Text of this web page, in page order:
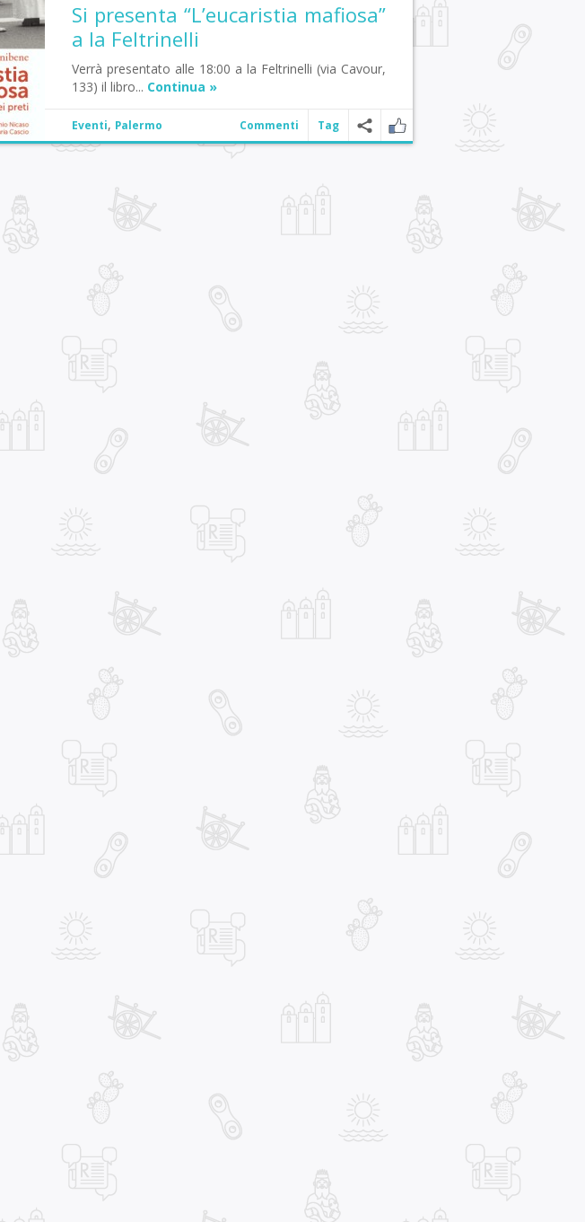
Si presenta “L’eucaristia mafiosa”
a la Feltrinelli
Verrà presentato alle 18:00 a la Feltrinelli (via Cavour,
133) il libro... Continua »
Eventi, Palermo Commenti Tag